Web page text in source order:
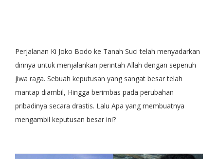
Perjalanan Ki Joko Bodo ke Tanah Suci telah menyadarkan
dirinya untuk menjalankan perintah Allah dengan sepenuh
jiwa raga. Sebuah keputusan yang sangat besar telah
mantap diambil, Hingga berimbas pada perubahan
pribadinya secara drastis. Lalu Apa yang membuatnya
mengambil keputusan besar ini?